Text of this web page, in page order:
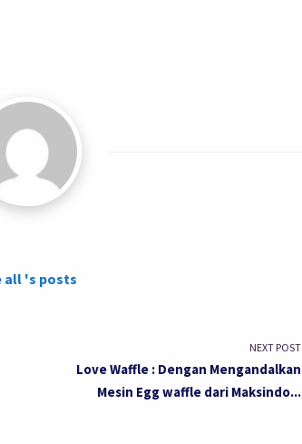
all 's posts
NEXT POST
Love Waffle : Dengan Mengandalkan
Mesin Egg waffle dari Maksindo...